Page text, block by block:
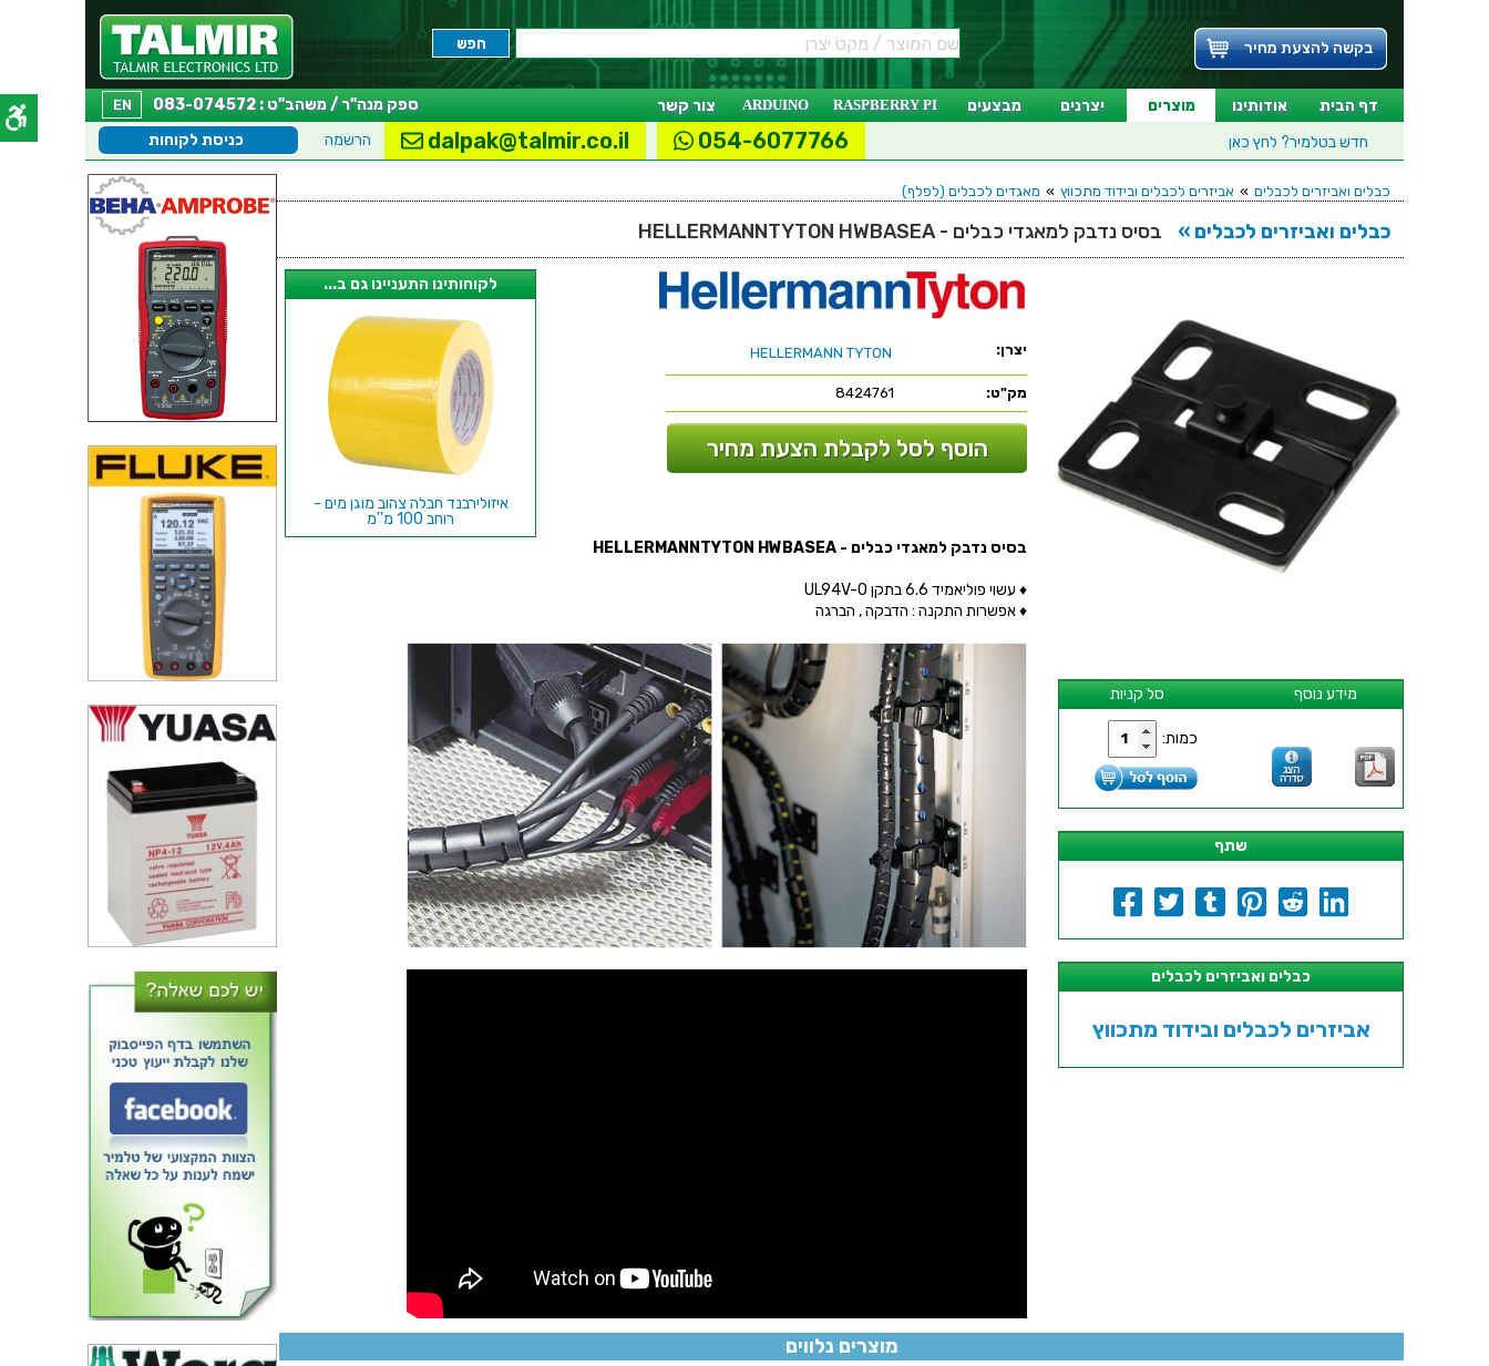
בקשה להצעת מחיר
דף הבית אודותינו מוצרים יצרנים מבצעים RASPBERRY PI
ARDUINO צור קשר EN
ספק מנה"ר / משהב"ט : 083-074572
חדש בטלמיר? לחץ כאן כניסת לקוחות הרשמה dalpak@talmir.co.il 054-6077766
כבלים ואביזרים לכבלים » אביזרים לכבלים ובידוד מתכווץ » מאגדים לכבלים (לפלף)
כבלים ואביזרים לכבלים » בסיס נדבק למאגדי כבלים - HELLERMANNTYTON HWBASEA
סל קניות מידע נוסף
כמות:
שתף
כבלים ואביזרים לכבלים
אביזרים לכבלים ובידוד מתכווץ
יצרן: HELLERMANN TYTON
מק"ט: 8424761
הוסף לסל לקבלת הצעת מחיר
לקוחותינו התעניינו גם ב...
איזולירבנד חבלה צהוב מוגן מים -
רוחב 100 מ''מ
גליל 100 מטר
בסיס נדבק למאגדי כבלים - HELLERMANNTYTON HWBASEA
♦ עשוי פוליאמיד 6.6 בתקן UL94V-0
♦ אפשרות התקנה : הדבקה , הברגה
מוצרים נלווים